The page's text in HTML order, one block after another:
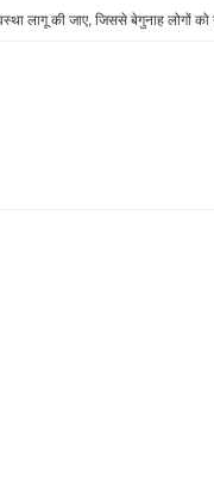
लागू की जाए, जिससे बेगुनाह लोगों